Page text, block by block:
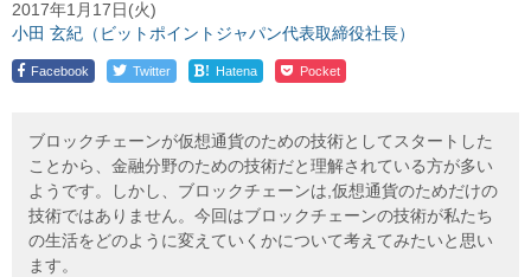
2017年1月17日(火)
小田 玄紀（ビットポイントジャパン代表取締役社長）
Facebook Twitter ! Hatena Pocket
ブロックチェーンが仮想通貨のための技術としてスタートした
ことから、金融分野のための技術だと理解されている方が多い
ようです。しかし、ブロックチェーンは,仮想通貨のためだけの
技術ではありません。今回はブロックチェーンの技術が私たち
の生活をどのように変えていくかについて考えてみたいと思い
ます。